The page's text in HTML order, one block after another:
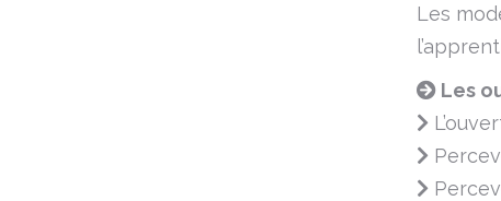
Les
Les